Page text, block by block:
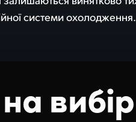
системи охолодження.
вибір